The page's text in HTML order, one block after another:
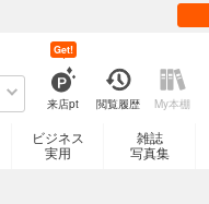
来店pt
Get!
閲覧履歴 My本棚
ビジネス
実用
雑誌
写真集